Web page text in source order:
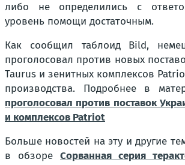
либо не определились с
уровень помощи достаточным.
Как сообщил таблоид Bild,
проголосовал против новых
Taurus и зенитных комплексов
производства. Подробнее в
проголосовал против поставок
и комплексов Patriot
Больше новостей на эту и другие
в обзоре Сорванная серия